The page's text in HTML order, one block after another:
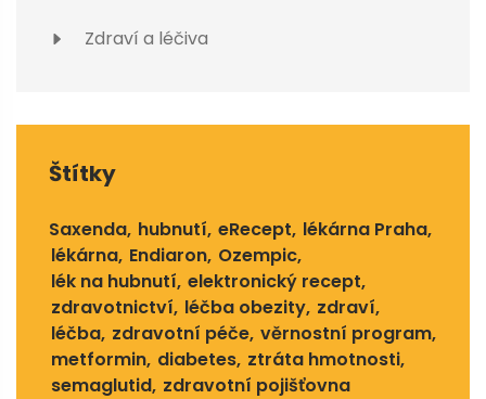
Zdraví a léčiva
Štítky
Saxenda hubnutí eRecept lékárna Praha
lékárna Endiaron Ozempic
lék na hubnutí elektronický recept
zdravotnictví léčba obezity zdraví
léčba zdravotní péče věrnostní program
metformin diabetes ztráta hmotnosti
semaglutid zdravotní pojišťovna